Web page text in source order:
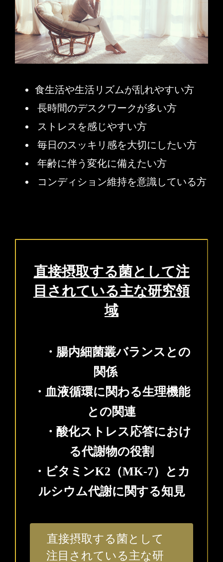
食生活や生活リズムが乱れやすい方
長時間のデスクワークが多い方
ストレスを感じやすい方
毎日のスッキリ感を大切にしたい方
年齢に伴う変化に備えたい方
コンディション維持を意識している方
直接摂取する菌として注
目されている主な研究領
域
・腸内細菌叢バランスとの
関係
・血液循環に関わる生理機能
との関連
・酸化ストレス応答におけ
る代謝物の役割
・ ビタミンK2（MK-7）とカ
ルシウム代謝に関する知見
直接摂取する菌として
注目されている主な研